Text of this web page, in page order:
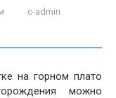
c-admin
на горном плато
можно